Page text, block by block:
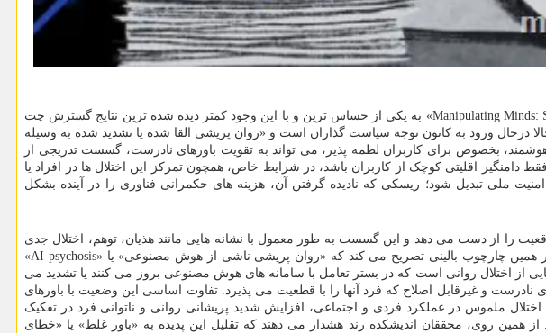
به گزارش مینی کامپیوتر به نقل از مهر؛ پژوهش اخیر اندیشکده رند، با عنوان «Manipulating Minds: Security Implications of AI-Induced Psychosis» به یکی از حساس ترین و با این وجود کمتر دیده شده ترین نتایج گسترش چت
درحال ورود به کانون توجه سیاست گذاران است و «روان پریشی القا شده یا تشدید شده به وسیله
بخصوص برای کاربران لطمه پذیر، می تواند به تقویت باورهای نادرست، گسست تدریجی از
اقلیتی کوچک از کاربران باشد، در شرایط خاص، همچون تمرکز این اختلال ها در افراد یا
ملی تبدیل شود؛ ریسکی که نادیده گرفتن آن، هزینه های حکمرانی فناوری را در آینده بشکل
را از دست می دهد و این گسست به طور معمول با نشانه هایی مانند هذیان، توهم، اختلال جدی
در قضاوت، ‌پریشانی شناختی و تغییرات محسوس در رفتار و کارکرد اجتماعی هم راه است. گزارش اندیشکده رند با تکیه بر همین چارچوب بالینی تصریح می کند که «روان پریشی ناشی از هوش مصنوعی» یا «AI psychosis»
اختلال روانی است که در بستر تعامل با سامانه های هوش مصنوعی بروز می کنند یا تشدید می
و غیرقابل اصلاح که فرد آنها را با قطعیت می پذیرد. تفاوت اساسی این وضعیت با باورهای
ملموس در عملکرد فردی و اجتماعی، افزایش شدید پریشانی روانی و ناتوانی فرد در تفکیک
روی، محققان اندیشکده رند هشدار می دهند که تقلیل این پدیده به «باور غلط» یا «خطای